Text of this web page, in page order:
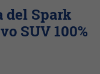
del Spark
SUV 100%